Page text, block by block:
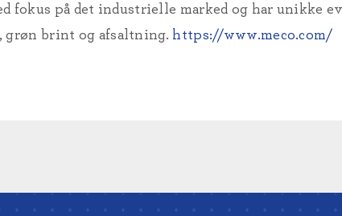
fokus på det industrielle marked og har unikke
grøn brint og afsaltning. https://www.meco.com/